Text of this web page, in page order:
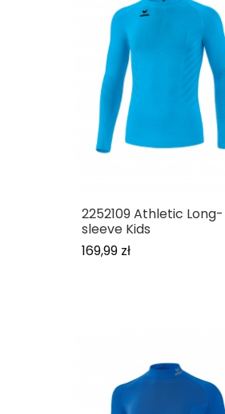
2252109 Athletic Long-
sleeve Kids
169,99 zł